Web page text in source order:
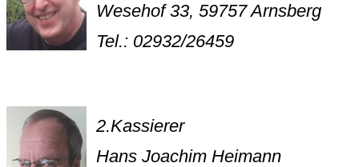
Wesehof 33, 59757 Arnsberg
Tel.: 02932/26459
2.Kassierer
Hans Joachim Heimann